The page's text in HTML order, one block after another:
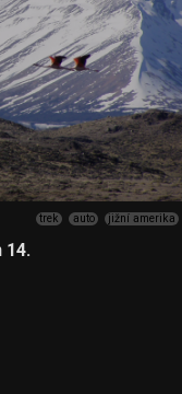
trek auto jižní amerika
14.